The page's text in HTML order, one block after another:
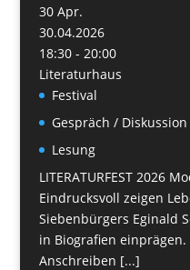
30 Apr.
30.04.2026
18:30 - 20:00
Literaturhaus
Festival
Gespräch / Diskussion
Lesung
LITERATURFEST 2026
Eindrucksvoll zeigen
Siebenbürgers Eginald
in Biografien
Anschreiben [...]